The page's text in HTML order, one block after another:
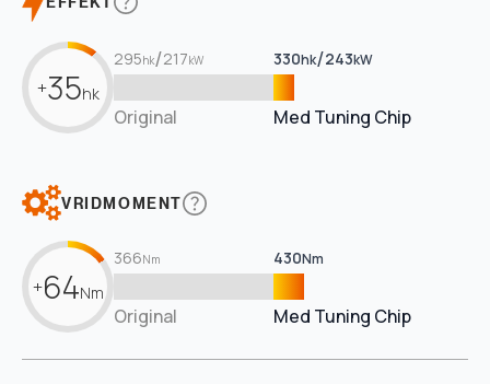
+35hk
295hk/217kW 330hk/243kW
Original Med Tuning Chip
VRIDMOMENT
+64Nm
366Nm 430Nm
Original Med Tuning Chip